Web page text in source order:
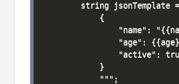
string jsonTemplate
            {
"name":
"age":
"active":
            }
            """;